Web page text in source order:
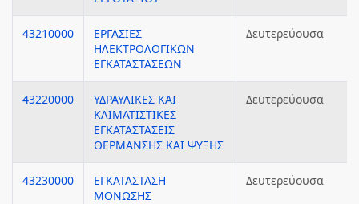
43210000
ΕΡΓΑΣΙΕΣ
ΗΛΕΚΤΡΟΛΟΓΙΚΩΝ
ΕΓΚΑΤΑΣΤΑΣΕΩΝ
Δευτερεύουσα
43220000
ΥΔΡΑΥΛΙΚΕΣ ΚΑΙ
ΚΛΙΜΑΤΙΣΤΙΚΕΣ
ΕΓΚΑΤΑΣΤΑΣΕΙΣ
ΘΕΡΜΑΝΣΗΣ ΚΑΙ ΨΥΞΗΣ
Δευτερεύουσα
43230000
ΕΓΚΑΤΑΣΤΑΣΗ
ΜΟΝΩΣΗΣ
Δευτερεύουσα